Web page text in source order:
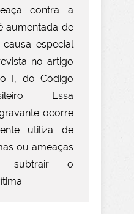
contra a
aumentada de
especial
no artigo
I, do Código
Essa
ocorre
utiliza de
ou ameaças
subtrair o